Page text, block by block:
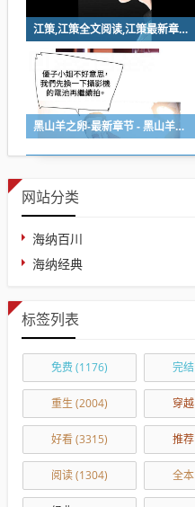
江策,江策全文阅读,江策最新章节
黑山羊之卵-最新章节 - 黑山羊之卵 - 免费小说阅读
网站分类
海纳百川
海纳经典
标签列表
免费 (1176) 完结
重生 (2004) 穿越
好看(3315) 推荐
阅读(1304) 全本